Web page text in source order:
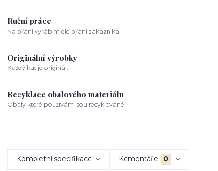
Ruční práce
Na přání vyrábím dle přání zákazníka.
Originální výrobky
Každý kus je originál.
Recyklace obalového materiálu
Obaly které používám jsou recyklované.
Kompletní specifikace Komentáře 0